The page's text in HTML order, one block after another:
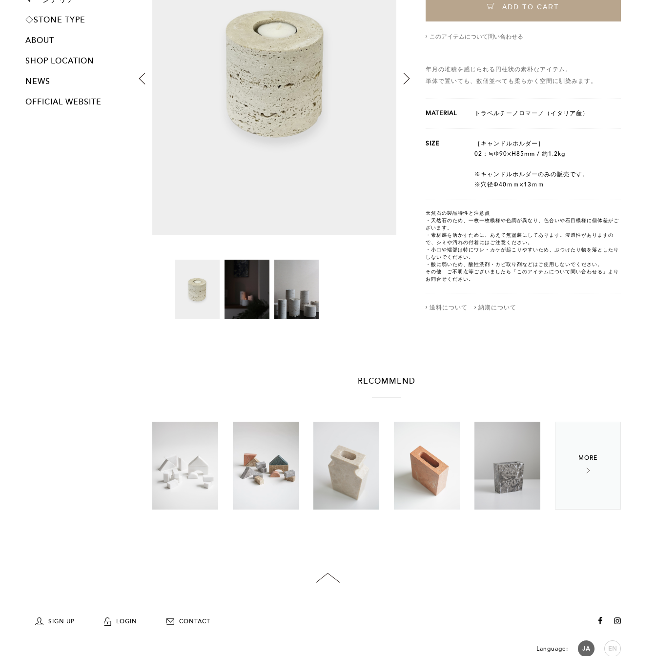
◇STONE TYPE
ABOUT
SHOP LOCATION
NEWS
OFFICIAL WEBSITE
ADD TO CART
このアイテムについて問い合わせる
年月の堆積を感じられる円柱状の素朴なアイテム。
単体で置いても、数個並べても柔らかく空間に馴染みます。
MATERIAL トラベルチーノロマーノ（イタリア産）
SIZE
［キャンドルホルダー］
02：≒Φ90×H85mm / 約1.2kg
※キャンドルホルダーのみの販売です。
※穴径Φ40ｍｍ×13ｍｍ
天然石の製品特性と注意点
・天然石のため、一枚一枚模様や色調が異なり、色合いや石目模様に個体差がご
ざいます。
・素材感を活かすために、あえて無塗装にしてあります。浸透性がありますの
で、シミや汚れの付着にはご注意ください。
・小口や端部は特にワレ・カケが起こりやすいため、ぶつけたり物を落としたり
しないでください。
・酸に弱いため、酸性洗剤・カビ取り剤などはご使用しないでください。
その他 ご不明点等ございましたら「このアイテムについて問い合わせる」より
お問合せください。
送料について 納期について
RECOMMEND
SIGN UP LOGIN CONTACT
Language: JA EN